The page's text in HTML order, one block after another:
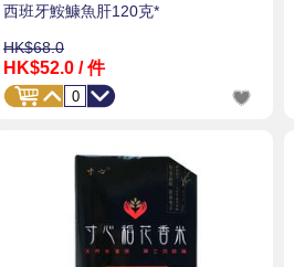
西班牙鮟鱇魚肝120克*
HK$68.0
HK$52.0 / 件